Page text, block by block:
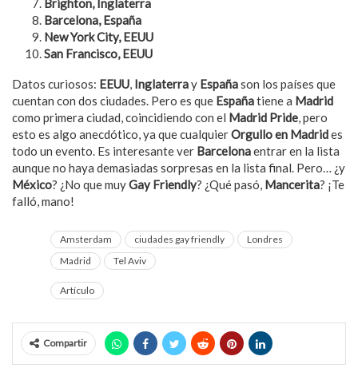
Brighton, Inglaterra
Barcelona, España
New York City, EEUU
San Francisco, EEUU
Datos curiosos: EEUU, Inglaterray Españason los países que
cuentan con dos ciudades. Pero es que Españatiene a Madrid
como primera ciudad, coincidiendo con el Madrid Pride, pero
esto es algo anecdótico, ya que cualquierOrgullo en Madrides
todo un evento. Es interesante ver Barcelonaentrar en la lista
aunque no haya demasiadas sorpresas en la lista final. Pero… ¿y
México? ¿No que muyGay Friendly? ¿Qué pasó, Mancerita? ¡Te
falló, mano!
Amsterdam ciudades gay friendly
Londres
Madrid
Tel Aviv
Artículo
Compartir